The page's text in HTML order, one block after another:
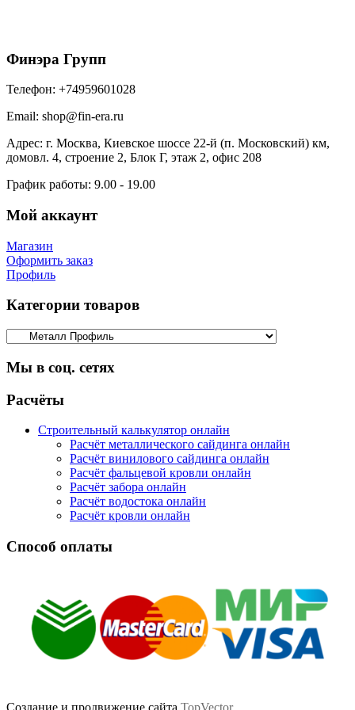
Финэра Групп
Телефон: +74959601028
Email: shop@fin-era.ru
Адрес: г. Москва, Киевское шоссе 22-й (п. Московский) км,
домовл. 4, строение 2, Блок Г, этаж 2, офис 208
График работы: 9.00 - 19.00
Мой аккаунт
Магазин
Оформить заказ
Профиль
Категории товаров
Мы в соц. сетях
Facebook
Twitter
Google
Instagram
Расчёты
Строительный калькулятор онлайн
Расчёт металлического сайдинга онлайн
Расчёт винилового сайдинга онлайн
Расчёт фальцевой кровли онлайн
Расчёт забора онлайн
Расчёт водостока онлайн
Расчёт кровли онлайн
Способ оплаты
Создание и продвижение сайта TopVector